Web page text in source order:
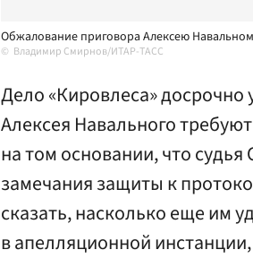
Обжалование приговора Алексею
Владимир Смирнов/ИТАР-ТАСС
Дело «Кировлеса» досрочно
Алексея Навального
на том основании, что
замечания защиты к
сказать, насколько еще им
в апелляционной